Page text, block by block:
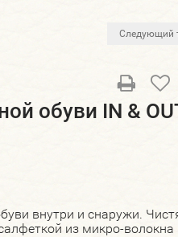
Следующий
обуви IN &
внутри и снаружи.
из микро-волокна